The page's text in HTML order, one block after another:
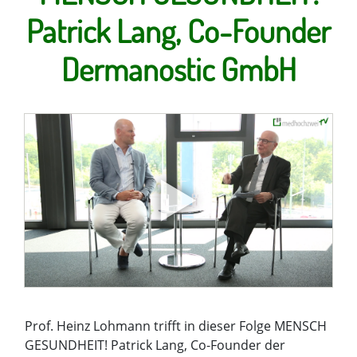
Patrick Lang, Co-Founder
Dermanostic GmbH
Prof. Heinz Lohmann trifft in dieser Folge MENSCH
GESUNDHEIT! Patrick Lang, Co-Founder der